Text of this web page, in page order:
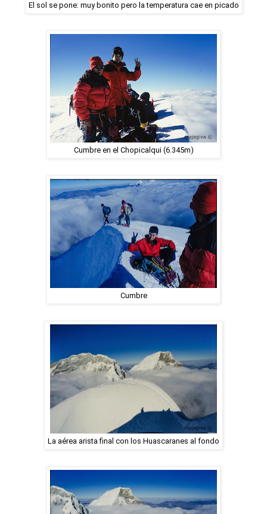
El sol se pone: muy bonito pero la temperatura cae en picado
Cumbre en el Chopicalqui (6.345m)
Cumbre
La aérea arista final con los Huascaranes al fondo